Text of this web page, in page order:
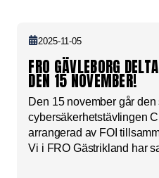
2025-11-05
FRO GÄVLEBORG
DEN 15 NOVEMBER!
Den 15 november går
cybersäkerhetstävlingen
arrangerad av FOI
Vi i FRO Gästrikland har